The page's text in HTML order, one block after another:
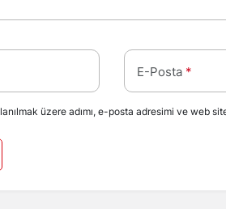
E-Posta *
üzere adımı, e-posta adresimi ve web